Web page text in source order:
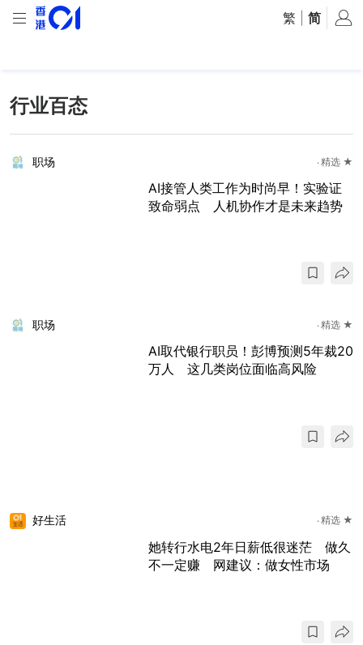
繁 简
行业百态
职场 精选 ★
AI接管人类工作为时尚早！实验证
致命弱点 人机协作才是未来趋势
职场 精选 ★
AI取代银行职员！彭博预测5年裁20
万人 这几类岗位面临高风险
好生活 精选 ★
她转行水电2年日薪低很迷茫 做久
不一定赚 网建议：做女性市场